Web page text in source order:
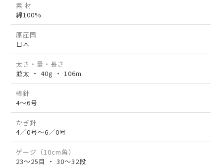
素 材
綿100%
原産国
日本
太さ・量・長さ
並太 ・ 40g ・ 106m
棒針
4～6号
かぎ針
4／0号～6／0号
ゲージ（10cm角）
23～25目 ・ 30～32段